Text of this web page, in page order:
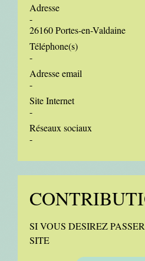
Adresse
-
26160 Portes-en-Valdaine
Téléphone(s)
-
Adresse email
-
Site Internet
-
Réseaux sociaux
-
SI VOUS DESIREZ
SITE